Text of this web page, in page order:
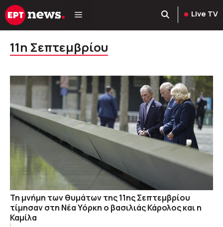
Μετάβαση
σε
Live TV
11η Σεπτεμβρίου
Τη μνήμη των θυμάτων της 11ης Σεπτεμβρίου
τίμησαν στη Νέα Υόρκη ο βασιλιάς Κάρολος και η
Καμίλα